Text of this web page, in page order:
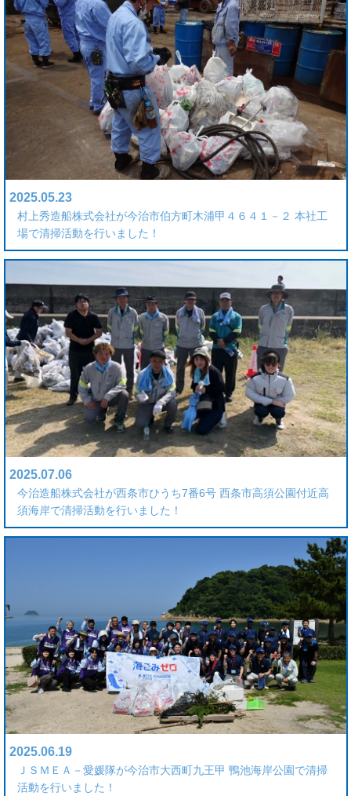
2025.05.23
村上秀造船株式会社が今治市伯方町木浦甲４６４１－２ 本社工
場で清掃活動を行いました！
2025.07.06
今治造船株式会社が西条市ひうち7番6号 西条市高須公園付近高
須海岸で清掃活動を行いました！
2025.06.19
ＪＳＭＥＡ－愛媛隊が今治市大西町九王甲 鴨池海岸公園で清掃
活動を行いました！